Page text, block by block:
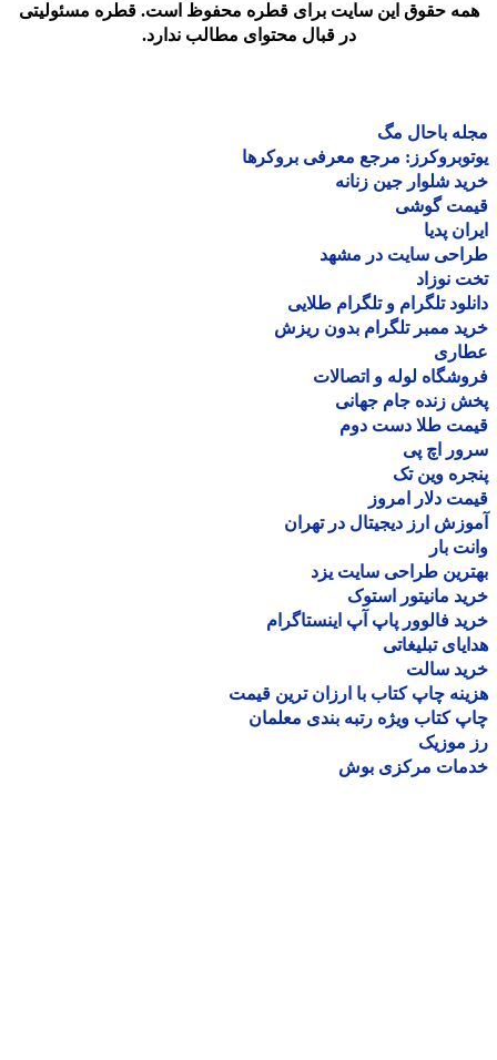
حقوق این سایت برای قطره محفوظ است. قطره مسئولیتی
در قبال محتوای مطالب ندارد.
باحال مگ
مرجع معرفی بروکرها
شلوار جین زنانه
گوشی
پدیا
سایت در مشهد
نوزاد
تلگرام و تلگرام طلایی
ممبر تلگرام بدون ریزش
لوله و اتصالات
زنده جام جهانی
طلا دست دوم
اچ پی
وین تک
دلار امروز
ارز دیجیتال در تهران
بار
طراحی سایت یزد
مانیتور استوک
فالوور پاپ آپ اینستاگرام
تبلیغاتی
سالت
چاپ کتاب با ارزان ترین قیمت
کتاب ویژه رتبه بندی معلمان
موزیک
مرکزی بوش